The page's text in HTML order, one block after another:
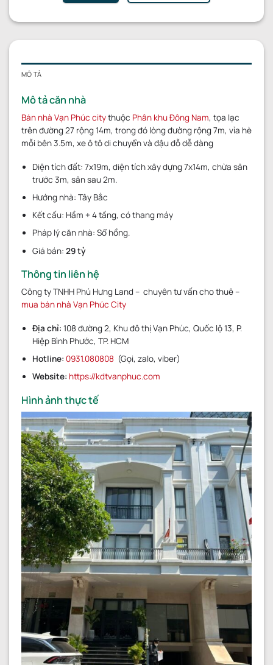
MÔ TẢ
Mô tả căn nhà
Bán nhà Vạn Phúc citythuộc Phân khu Đông Nam, tọa lạc
trên đường 27 rộng 14m, trong đó lòng đường rộng 7m, vỉa hè
mỗi bên 3.5m, xe ô tô di chuyển và đậu đỗ dễ dàng
Diện tích đất: 7x19m, diện tích xây dựng 7x14m, chừa sân
trước 3m, sân sau 2m.
Hướng nhà: Tây Bắc
Kết cấu: Hầm + 4 tầng, có thang máy
Pháp lý căn nhà: Sổ hồng.
Giá bán: 29 tỷ
Thông tin liên hệ
Công ty TNHH Phú Hưng Land – chuyên tư vấn cho thuê –
mua bán nhà Vạn Phúc City
Địa chỉ: 108 đường 2, Khu đô thị Vạn Phúc, Quốc lộ 13, P.
Hiệp Bình Phước, TP. HCM
Hotline: 0931.080808 (Gọi, zalo, viber)
Website: https://kdtvanphuc.com
Hình ảnh thực tế